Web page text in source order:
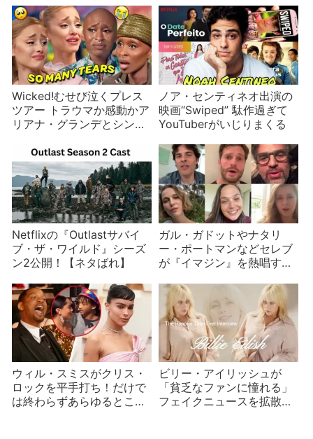
口
Wicked!むせび泣くプレス
ツアー トラウマか感動かア
リアナ・グランデとシンシ
ノア・センティネオ出演の
映画“Swiped” 駄作過ぎて
YouTuberがいじりまくる
Netflixの『Outlastサバイ
ブ・ザ・ワイルド』シーズ
ン2公開！【ネタばれ】
ガル・ガドットやナタリ
ー・ポートマンなどセレブ
が『イマジン』を熱唱する
な反応
ウィル・スミスがクリス・
ロックを平手打ち！だけで
は終わらずあらゆるところ
ビリー・アイリッシュが
「貧乏なファンに憧れる」
フェイクニュースを拡散し